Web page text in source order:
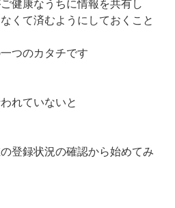
健康なうちに情報を共有し
くて済むようにしておくこと
つのカタチです
れていないと
登録状況の確認から始めてみ